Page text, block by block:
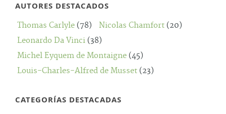
AUTORES DESTACADOS
Thomas Carlyle (78) Nicolas Chamfort (20)
Leonardo Da Vinci (38)
Michel Eyquem de Montaigne (45)
Louis-Charles-Alfred de Musset (23)
CATEGORÍAS DESTACADAS